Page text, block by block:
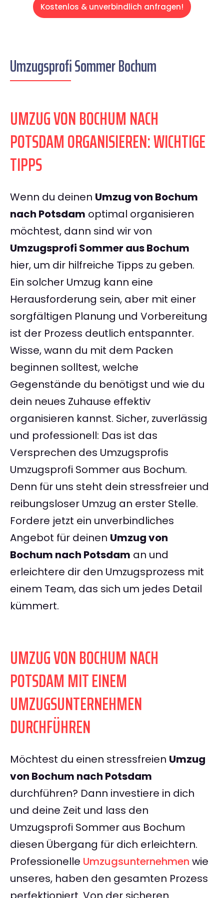
Kostenlos & unverbindlich anfragen!
Umzugsprofi Sommer Bochum
UMZUG VON BOCHUM NACH
POTSDAM ORGANISIEREN: WICHTIGE
TIPPS
Wenn du deinen Umzug von Bochum
nach Potsdam optimal organisieren
möchtest, dann sind wir von
Umzugsprofi Sommer aus Bochum
hier, um dir hilfreiche Tipps zu geben.
Ein solcher Umzug kann eine
Herausforderung sein, aber mit einer
sorgfältigen Planung und Vorbereitung
ist der Prozess deutlich entspannter.
Wisse, wann du mit dem Packen
beginnen solltest, welche
Gegenstände du benötigst und wie du
dein neues Zuhause effektiv
organisieren kannst. Sicher, zuverlässig
und professionell: Das ist das
Versprechen des Umzugsprofis
Umzugsprofi Sommer aus Bochum.
Denn für uns steht dein stressfreier und
reibungsloser Umzug an erster Stelle.
Fordere jetzt ein unverbindliches
Angebot für deinen Umzug von
Bochum nach Potsdam an und
erleichtere dir den Umzugsprozess mit
einem Team, das sich um jedes Detail
kümmert.
UMZUG VON BOCHUM NACH
POTSDAM MIT EINEM
UMZUGSUNTERNEHMEN
DURCHFÜHREN
Möchtest du einen stressfreien Umzug
von Bochum nach Potsdam
durchführen? Dann investiere in dich
und deine Zeit und lass den
Umzugsprofi Sommer aus Bochum
diesen Übergang für dich erleichtern.
Professionelle Umzugsunternehmen wie
unseres, haben den gesamten Prozess